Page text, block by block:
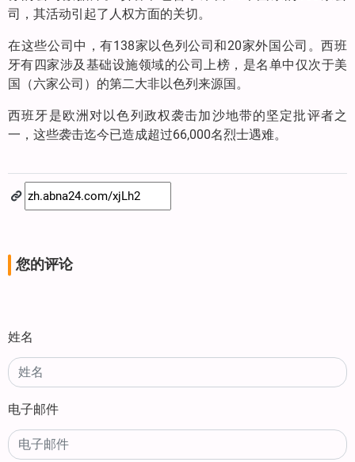
司，其活动引起了人权方面的关切。
在这些公司中，有138家以色列公司和20家外国公司。西班
牙有四家涉及基础设施领域的公司上榜，是名单中仅次于美
国（六家公司）的第二大非以色列来源国。
西班牙是欧洲对以色列政权袭击加沙地带的坚定批评者之
一，这些袭击迄今已造成超过66,000名烈士遇难。
您的评论
姓名
电子邮件